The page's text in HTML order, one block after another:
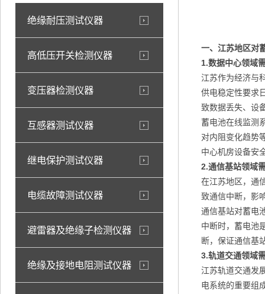
绝缘耐压测试仪器
高低压开关检测仪器
变压器检测仪器
互感器测试仪器
继电保护测试仪器
电缆故障测试仪器
避雷器及绝缘子检测仪器
绝缘及接地电阻测试仪器
一、江苏地区对
1.数据中心领域
江苏作为经济与
供电稳定性要求
致数据丢失、设
蓄电池在线监测
对内阻变化趋势
中心机房设备安
2.通信基站领域
在江苏地区，通
致通信中断，影
通信基站对蓄电
中断时，蓄电池
断，保证通信基
3.轨道交通领域
江苏轨道交通发
电系统的重要组